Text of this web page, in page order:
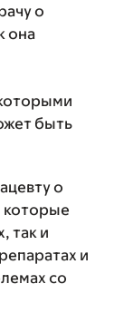
о
она
быть
о
которые
так и
и
со